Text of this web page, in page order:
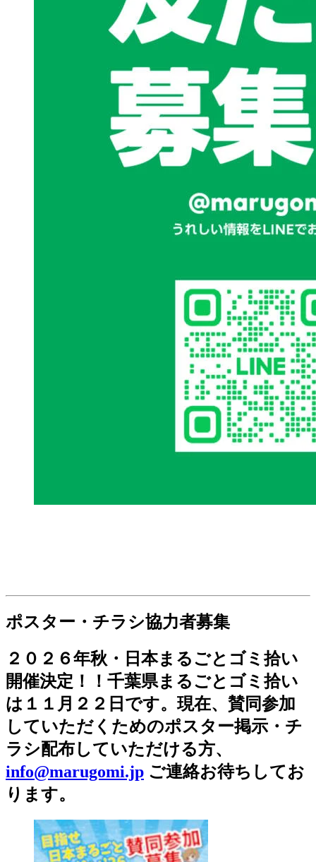
ポスター・チラシ協力者募集
２０２６年秋・日本まるごとゴミ拾い
開催決定！！千葉県まるごとゴミ拾い
は１１月２２日です。現在、賛同参加
していただくためのポスター掲示・チ
ラシ配布していただける方、
info@marugomi.jp ご連絡お待ちしてお
ります。